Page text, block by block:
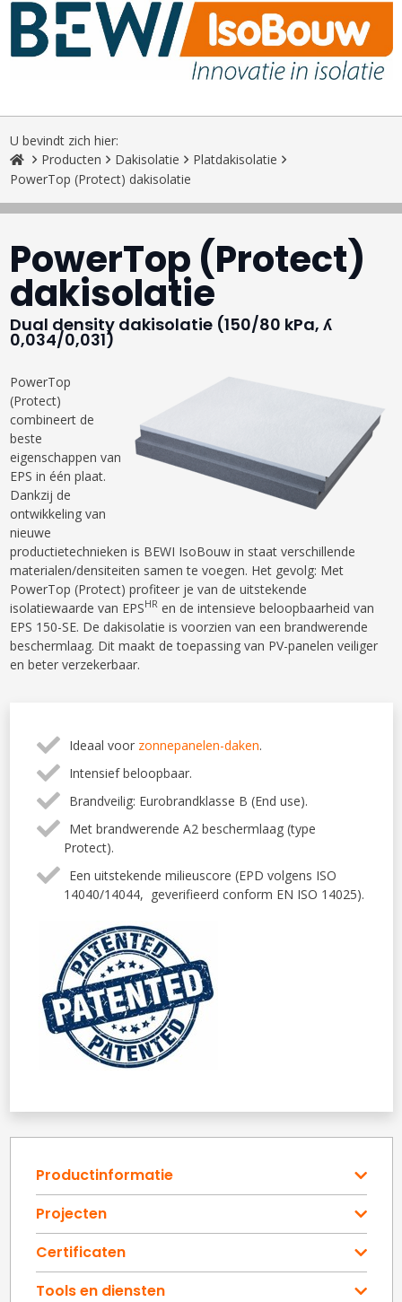
U bevindt zich hier:
Producten
Dakisolatie
Platdakisolatie
PowerTop (Protect) dakisolatie
PowerTop (Protect)
dakisolatie
Dual density dakisolatie (150/80 kPa, ʎ
0,034/0,031)
PowerTop
(Protect)
combineert de
beste
eigenschappen van
EPS in één plaat.
Dankzij de
ontwikkeling van
nieuwe
productietechnieken is BEWI IsoBouw in staat verschillende
materialen/densiteiten samen te voegen. Het gevolg: Met
PowerTop (Protect) profiteer je van de uitstekende
isolatiewaarde van EPSHRen de intensieve beloopbaarheid van
EPS 150-SE. De dakisolatie is voorzien van een brandwerende
beschermlaag. Dit maakt de toepassing van PV-panelen veiliger
en beter verzekerbaar.
Ideaal voor zonnepanelen-daken.
Intensief beloopbaar.
Brandveilig: Eurobrandklasse B (End use).
Met brandwerende A2 beschermlaag (type
Protect).
Een uitstekende milieuscore (EPD volgens ISO
14040/14044, geverifieerd conform EN ISO 14025).
Productinformatie
Projecten
Certificaten
Tools en diensten